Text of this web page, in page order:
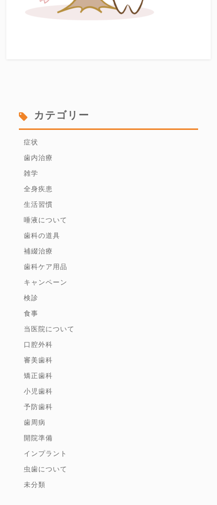
カテゴリー
症状
歯内治療
雑学
全身疾患
生活習慣
唾液について
歯科の道具
補綴治療
歯科ケア用品
キャンペーン
検診
食事
当医院について
口腔外科
審美歯科
矯正歯科
小児歯科
予防歯科
歯周病
開院準備
インプラント
虫歯について
未分類